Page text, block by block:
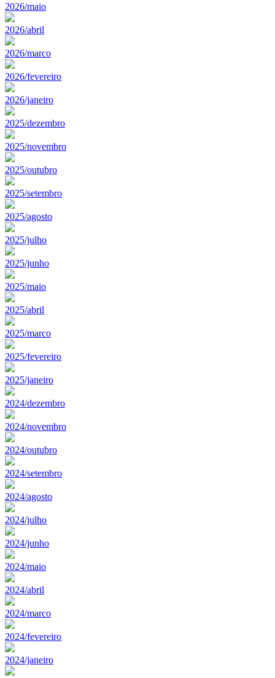
2026/maio
2026/abril
2026/marco
2026/fevereiro
2026/janeiro
2025/dezembro
2025/novembro
2025/outubro
2025/setembro
2025/agosto
2025/julho
2025/junho
2025/maio
2025/abril
2025/marco
2025/fevereiro
2025/janeiro
2024/dezembro
2024/novembro
2024/outubro
2024/setembro
2024/agosto
2024/julho
2024/junho
2024/maio
2024/abril
2024/marco
2024/fevereiro
2024/janeiro